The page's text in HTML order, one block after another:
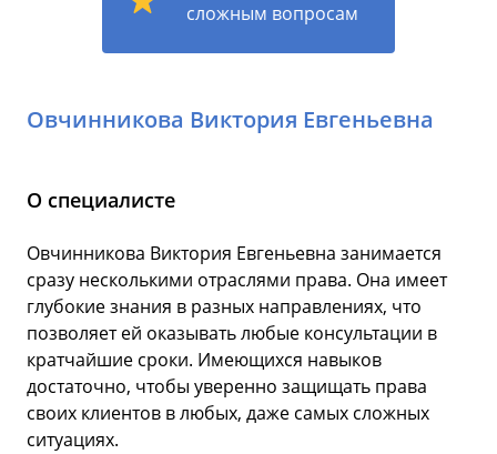
сложным вопросам
Овчинникова Виктория Евгеньевна
О специалисте
Овчинникова Виктория Евгеньевна занимается
сразу несколькими отраслями права. Она имеет
глубокие знания в разных направлениях, что
позволяет ей оказывать любые консультации в
кратчайшие сроки. Имеющихся навыков
достаточно, чтобы уверенно защищать права
своих клиентов в любых, даже самых сложных
ситуациях.